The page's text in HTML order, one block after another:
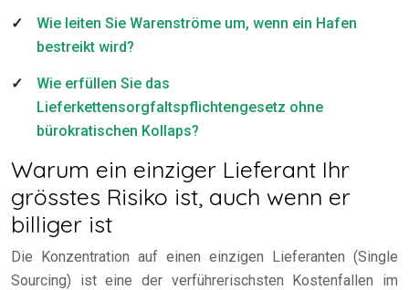
Wie leiten Sie Warenströme um, wenn ein Hafen
bestreikt wird?
Wie erfüllen Sie das
Lieferkettensorgfaltspflichtengesetz ohne
bürokratischen Kollaps?
Warum ein einziger Lieferant Ihr
grösstes Risiko ist, auch wenn er
billiger ist
Die Konzentration auf einen einzigen Lieferanten (Single
Sourcing) ist eine der verführerischsten Kostenfallen im